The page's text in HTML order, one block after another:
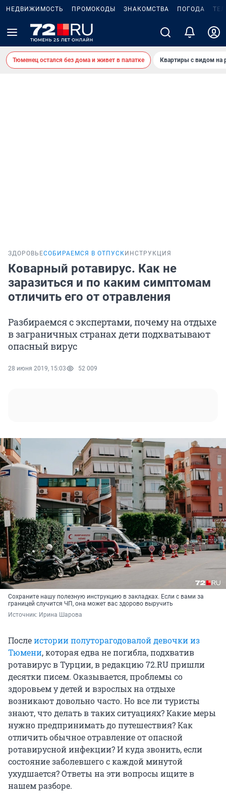
НЕДВИЖИМОСТЬ ПРОМОКОДЫ ЗНАКОМСТВА ПОГОДА
Тюменец остался без дома и живет в палатке Квартиры с видом на
ЗДОРОВЬЕСОБИРАЕМСЯ В ОТПУСК ИНСТРУКЦИЯ
Коварный ротавирус. Как не
заразиться и по каким симптомам
отличить его от отравления
Разбираемся с экспертами, почему на отдыхе
в заграничных странах дети подхватывают
опасный вирус
28 июня 2019, 15:03 52 009
Сохраните нашу полезную инструкцию в закладках. Если с вами за
границей случится ЧП, она может вас здорово выручить
Источник: Ирина Шарова
Послеистории полуторагодовалой девочки из
Тюмени, которая едва не погибла, подхватив
ротавирус в Турции, в редакцию 72.RU пришли
десятки писем. Оказывается, проблемы со
здоровьем у детей и взрослых на отдыхе
возникают довольно часто. Но все ли туристы
знают, что делать в таких ситуациях? Какие меры
нужно предпринимать до путешествия? Как
отличить обычное отравление от опасной
ротавирусной инфекции? И куда звонить, если
состояние заболевшего с каждой минутой
ухудшается? Ответы на эти вопросы ищите в
нашем разборе.